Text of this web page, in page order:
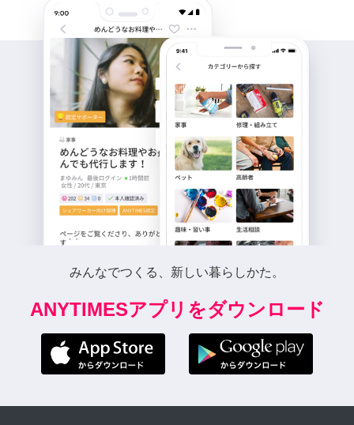
みんなでつくる、新しい暮らしかた。
ANYTIMESアプリをダウンロード